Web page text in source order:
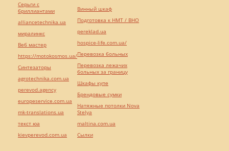
Серьги с
бриллиантами
alliancetechnika.ua
миралинкс
Веб мастер
https://motokosmos.ua/
Синтезаторы
agrotechnika.com.ua
perevod.agency
europeservice.com.ua
mk-translations.ua
текст юа
kievperevod.com.ua
Винный шкаф
Подготовка к НМТ / ВНО
pereklad.ua
hospice-life.com.ua/
Перевозка больных
Перевозка лежачих
больных за границу
Шкафы купе
Брендовые сумки
Натяжные потолки Nova
Stelya
maltina.com.ua
Cылки